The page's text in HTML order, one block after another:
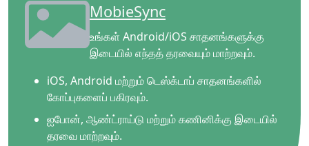
MobieSync
உங்கள் Android/iOS சாதனங்களுக்கு
இடையில் எந்தத் தரவையும் மாற்றவும்.
iOS, Android மற்றும் டெஸ்க்டாப் சாதனங்களில்
கோப்புகளைப் பகிரவும்.
ஐபோன், ஆண்ட்ராய்டு மற்றும் கணினிக்கு இடையில்
தரவை மாற்றவும்.